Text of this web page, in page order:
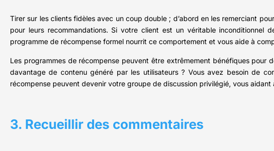
Tirer sur les clients fidèles avec un coup double ; d’abord en les remerciant
pour leurs recommandations. Si votre client est un véritable
programme de récompense formel nourrit ce comportement et vous aide à
Les programmes de récompense peuvent être extrêmement bénéfiques
davantage de contenu généré par les utilisateurs ? Vous avez besoin de
récompense peuvent devenir votre groupe de discussion privilégié, vous
3. Recueillir des commentaires